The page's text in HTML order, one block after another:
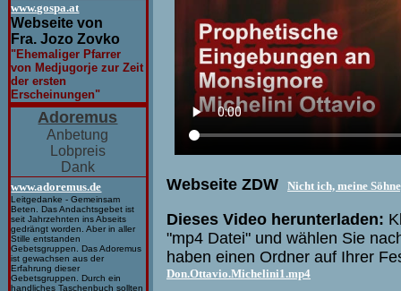
www.gospa.at
Webseite von
Fra. Jozo Zovko
"Ehemaliger Pfarrer
von Medjugorje zur Zeit
der ersten
Erscheinungen"
Adoremus
Anbetung
Lobpreis
Dank
www.adoremus.de
Leitgedanke - Gemeinsam
Beten. Das Andachtsgebet ist
seit Jahrzehnten ins Abseits
gedrängt worden. Aber in aller
Stille entstanden
Gebetsgruppen. Das Adoremus
ist gewachsen aus der
Erfahrung dieser
Gebetsgruppen. Durch ein
handliches Taschenbuch sollten
Webseite ZDW Nicht ich, meine
Dieses Video herunterladen:
"mp4 Datei" und wählen Sie
haben einen Ordner auf Ihrer
Don.Ottavio.Michelini1.mp4